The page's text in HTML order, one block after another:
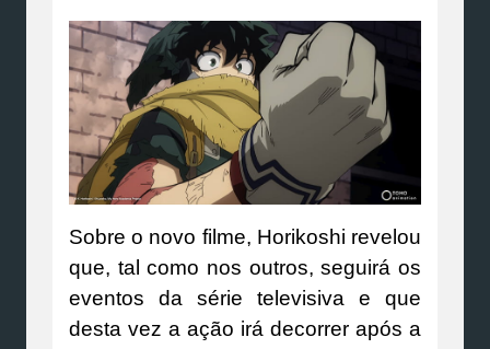
Sobre o novo filme, Horikoshi revelou
que, tal como nos outros, seguirá os
eventos da série televisiva e que
desta vez a ação irá decorrer após a